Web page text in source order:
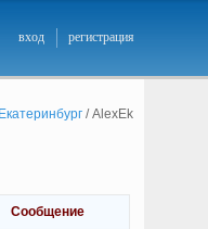
вход регистрация
Екатеринбург/AlexEk
Сообщение